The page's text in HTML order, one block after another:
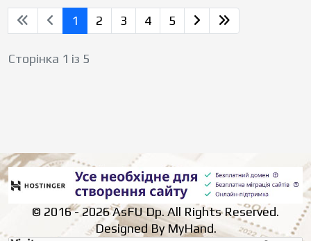
1 2 3 4 5
Сторінка 1 із 5
© 2016 - 2026 AsFU Dp. All Rights Reserved.
Designed By MyHand.